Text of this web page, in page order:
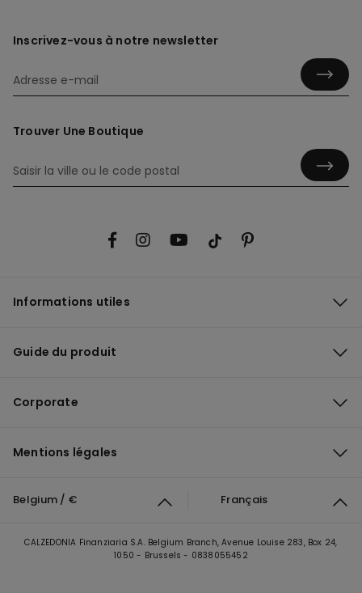
Inscrivez-vous à notre newsletter
Trouver Une Boutique
Informations utiles
Guide du produit
Corporate
Mentions légales
Belgium / € Français
CALZEDONIA Finanziaria S.A. Belgium Branch, Avenue Louise 283, Box 24,
1050 - Brussels - 0838055452